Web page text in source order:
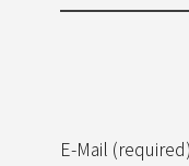
E-Mail (required)